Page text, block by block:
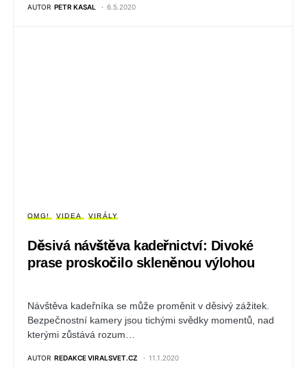
AUTOR PETR KASAL 6.5.2020
OMG! VIDEA VIRÁLY
Děsivá návštěva kadeřnictví: Divoké
prase proskočilo skleněnou výlohou
Návštěva kadeřníka se může proměnit v děsivý zážitek.
Bezpečnostní kamery jsou tichými svědky momentů, nad
kterými zůstává rozum…
AUTOR REDAKCE VIRALSVET.CZ 11.1.2020